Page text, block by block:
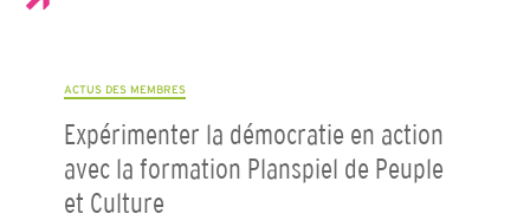
ACTUS DES MEMBRES
Expérimenter la démocratie en action
avec la formation Planspiel de Peuple
et Culture